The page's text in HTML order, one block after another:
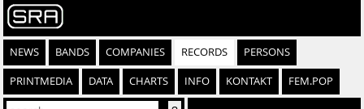
NEWS BANDS COMPANIES RECORDS PERSONS
PRINTMEDIA DATA CHARTS INFO KONTAKT FEM.POP